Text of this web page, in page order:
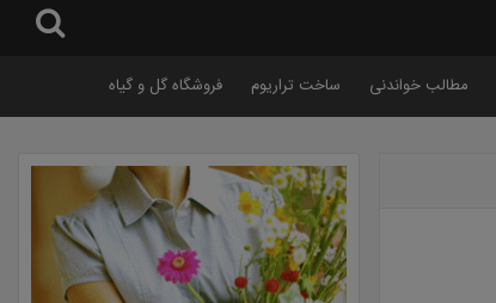
مطالب خواندنی ساخت تراریوم فروشگاه گل و گیاه